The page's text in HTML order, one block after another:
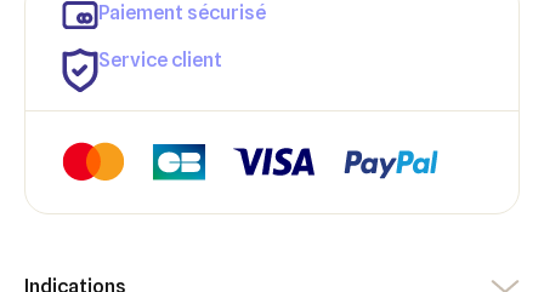
Paiement sécurisé
Service client
Indications
Créer une liste d'envies ×
Connexion ×